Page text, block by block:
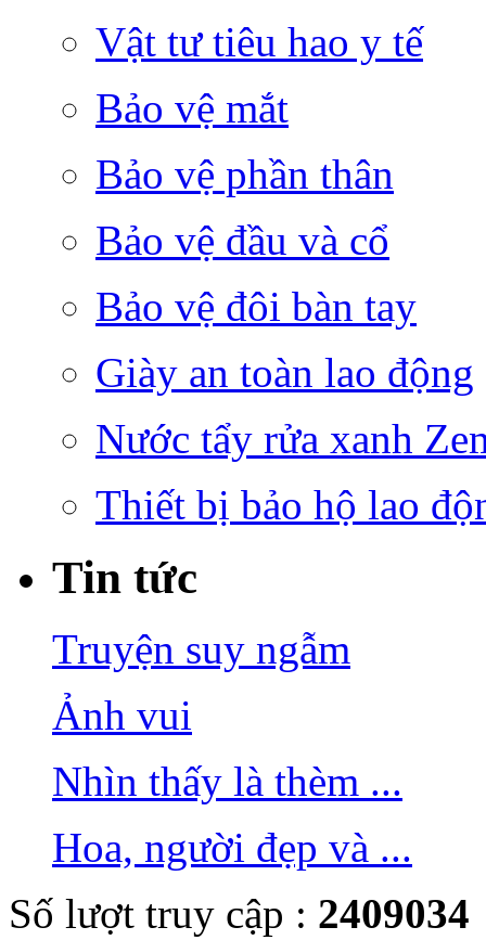
Vật tư tiêu hao y tế
Bảo vệ mắt
Bảo vệ phần thân
Bảo vệ đầu và cổ
Bảo vệ đôi bàn tay
Giày an toàn lao động
Nước tẩy rửa xanh
Thiết bị bảo hộ lao
Tin tức
Truyện suy ngẫm
Ảnh vui
Nhìn thấy là thèm ...
Hoa, người đẹp và ...
Số lượt truy cập : 2409034